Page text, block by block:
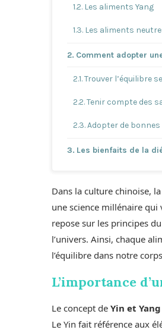
Les aliments Yang
Les aliments
Comment adopter
Trouver l’équilibre
Tenir compte des
Adopter de
Les bienfaits de la
Dans la culture chinoise,
une science millénaire
repose sur les principes
l’univers. Ainsi, chaque
l’équilibre dans notre
L’importance
Le concept de Yin et Yang
Le Yin fait référence aux